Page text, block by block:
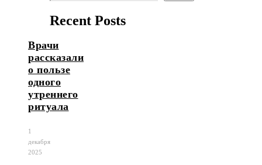
Врачи
рассказали
о пользе
одного
утреннего
ритуала
1
декабря
2025
Recent Posts